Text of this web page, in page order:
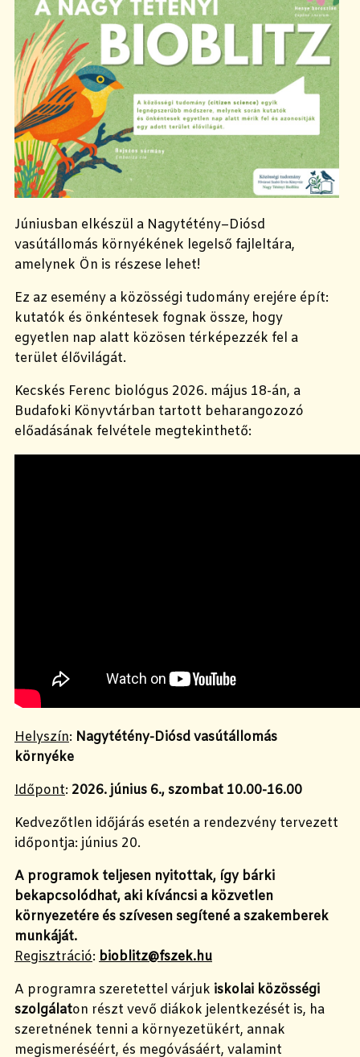
Júniusban elkészül a Nagytétény–Diósd
vasútállomás környékének legelső fajleltára,
amelynek Ön is részese lehet!
Ez az esemény a közösségi tudomány erejére épít:
kutatók és önkéntesek fognak össze, hogy
egyetlen nap alatt közösen térképezzék fel a
terület élővilágát.
Kecskés Ferenc biológus 2026. május 18-án, a
Budafoki Könyvtárban tartott beharangozozó
előadásának felvétele megtekinthető:
Helyszín: Nagytétény-Diósd vasútállomás
környéke
Időpont: 2026. június 6., szombat 10.00-16.00
Kedvezőtlen időjárás esetén a rendezvény tervezett
időpontja: június 20.
A programok teljesen nyitottak, így bárki
bekapcsolódhat, aki kíváncsi a közvetlen
környezetére és szívesen segítené a szakemberek
munkáját.
Regisztráció: bioblitz@fszek.hu
A programra szeretettel várjuk iskolai közösségi
szolgálaton részt vevő diákok jelentkezését is, ha
szeretnének tenni a környezetükért, annak
megismeréséért, és megóvásáért, valamint